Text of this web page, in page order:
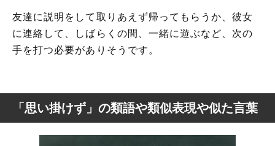
友達に説明をして取りあえず帰ってもらうか、彼女
に連絡して、しばらくの間、一緒に遊ぶなど、次の
手を打つ必要がありそうです。
「思い掛けず」の類語や類似表現や似た言葉